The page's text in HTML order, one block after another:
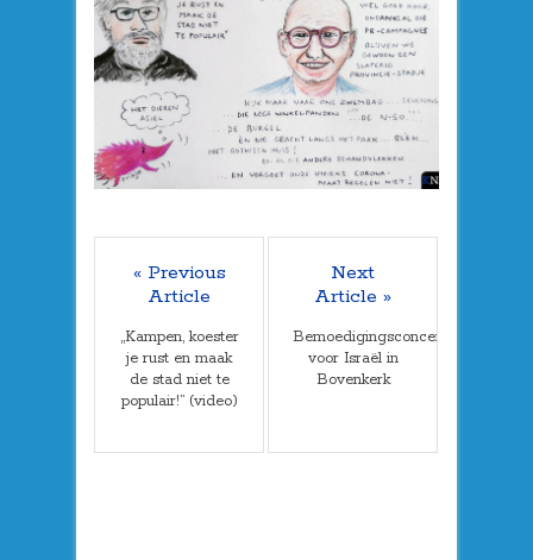
« Previous
Article
„Kampen, koester
je rust en maak
de stad niet te
populair!” (video)
Next
Article »
Bemoedigingsconcert
voor Israël in
Bovenkerk